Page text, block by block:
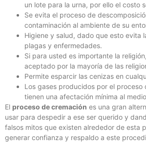
un lote para la urna, por ello el costo
Se evita el proceso de
contaminación al ambiente de su
Higiene y salud, dado que esto evita
plagas y enfermedades.
Si para usted es importante la
aceptado por la mayoría de las
Permite esparcir las cenizas en
Los gases producidos por el proceso
tienen una afectación mínima al
El proceso de cremación es una gran
usar para despedir a ese ser querido y
falsos mitos que existen alrededor de esta
generar confianza y respaldo a este